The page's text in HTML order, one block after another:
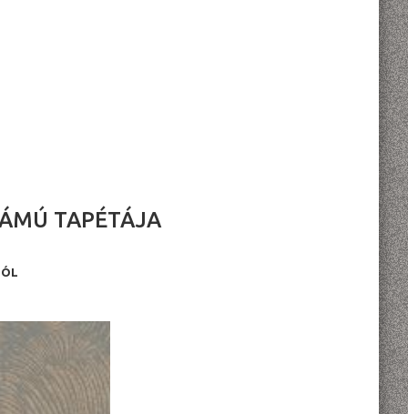
TAPÉTÁJA